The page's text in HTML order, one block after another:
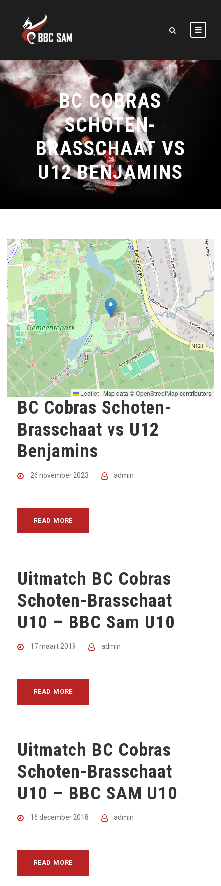
BC COBRAS
SCHOTEN-
BRASSCHAAT VS
U12 BENJAMINS
Leaflet | Map data ©OpenStreetMapcontributors
BC Cobras Schoten-
Brasschaat vs U12
Benjamins
26 november 2023 admin
READ MORE
Uitmatch BC Cobras
Schoten-Brasschaat
U10 – BBC Sam U10
17 maart 2019 admin
READ MORE
Uitmatch BC Cobras
Schoten-Brasschaat
U10 – BBC SAM U10
16 december 2018 admin
READ MORE